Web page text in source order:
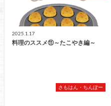
2025.1.17
料理のススメ⑪～たこやき編～
さもはん・ちんぽー